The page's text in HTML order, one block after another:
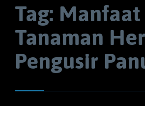
Tag: Manfaat
Tanaman
Pengusir